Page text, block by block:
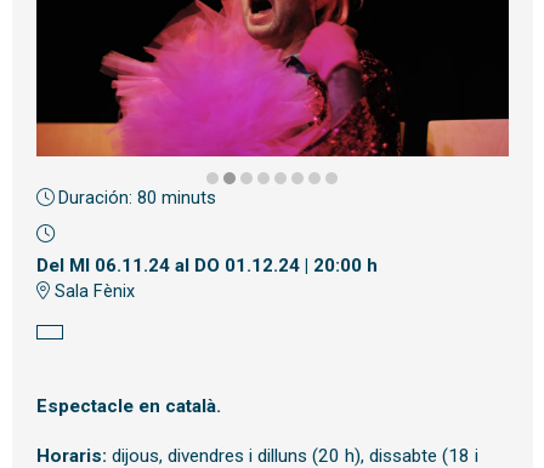
Diapositiva 2 de 8
Duración: 80 minuts
Del MI 06.11.24al DO 01.12.24| 20:00 h
Sala Fènix
Espectacle en català.
Horaris: dijous, divendres i dilluns (20 h), dissabte (18 i